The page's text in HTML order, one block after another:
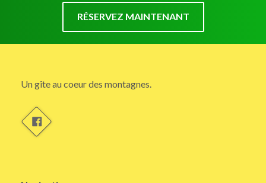
RÉSERVEZ MAINTENANT
Un gîte au coeur des montagnes.